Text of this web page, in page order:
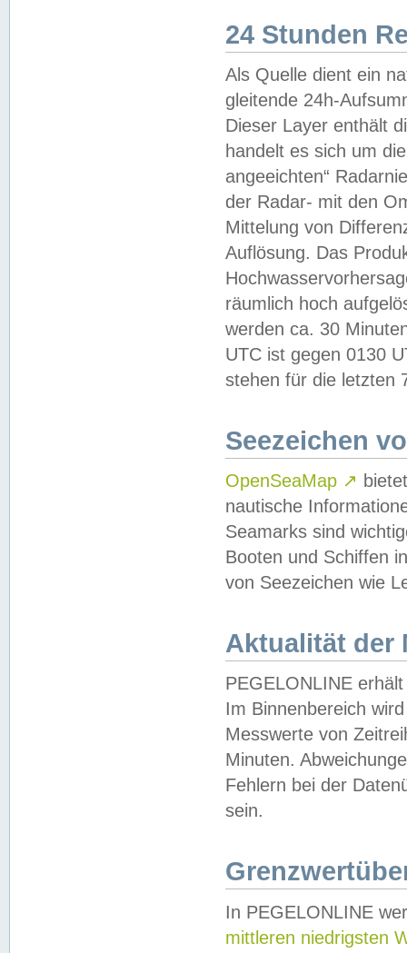
24 Stunden
Als Quelle dient ein
gleitende 24h-
Dieser Layer enthält
handelt es sich um
angeeichten“
der Radar- mit den
Mittelung von
Auflösung. Das
räumlich hoch
werden ca. 30
UTC ist gegen 0130
stehen für die letzten
Seezeichen
OpenSeaMap ↗
nautische
Seamarks sind
Booten und Schiffen
von Seezeichen wie
Aktualität der
PEGELONLINE
Im Binnenbereich
Messwerte von
Minuten.
Fehlern bei der
sein.
In PEGELONLINE
mittleren niedrigsten